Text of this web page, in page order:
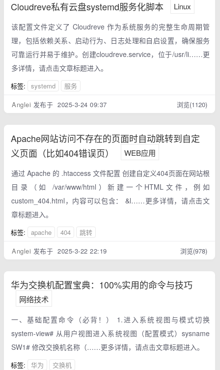
Cloudreve私有云盘systemd服务化脚本 Linux
该配置文件定义了 Cloudreve 作为系统服务的完整生命周期管
理，包括依赖关系、启动行为、日志处理和自启设置，确保服务
可靠运行并易于维护。创建cloudreve.service，位于/usr/li……更
多详情，请点击文章标题进入。
标签: systemd
服务
Anglei 发布于 2025-3-24 09:37 浏览(1120)
Apache网站访问不存在的页面时自动跳转到自定
义页面（比如404错误页）
WEB应用
通过 Apache 的 .htaccess 文件配置 创建自定义404页面在网站根
目录（如 /var/www/html）新建一个HTML文件，例如
custom_404.html，内容可以包含： &l……更多详情，请点击文
章标题进入。
标签: apache 404
跳转
Anglei 发布于 2025-3-22 22:19 浏览(978)
华为交换机配置宝典：100%实用的命令与技巧
网络技术
一、基础配置命令（必背！） 1.进入系统视图与模式切换
system-view# 从用户视图进入系统视图（配置模式）sysname
SW1# 修改交换机名称（……更多详情，请点击文章标题进入。
标签: 华为
交换机